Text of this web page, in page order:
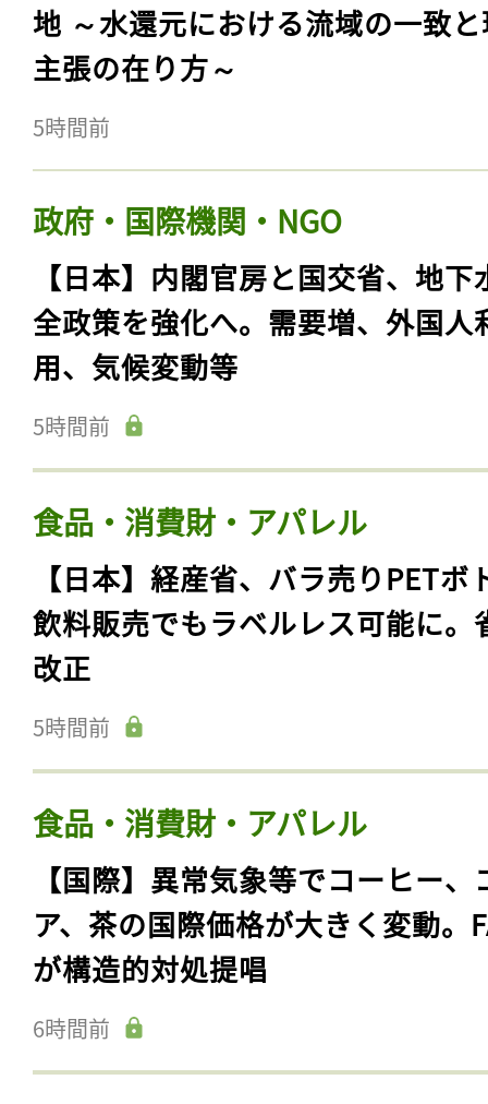
地 ～水還元における流域の一致
主張の在り方～
5時間前
政府・国際機関・NGO
【日本】内閣官房と国交省、地下
全政策を強化へ。需要増、外国人
用、気候変動等
5時間前
食品・消費財・アパレル
【日本】経産省、バラ売りPETボ
飲料販売でもラベルレス可能に。
改正
5時間前
食品・消費財・アパレル
【国際】異常気象等でコーヒー、
ア、茶の国際価格が大きく変動。
が構造的対処提唱
6時間前